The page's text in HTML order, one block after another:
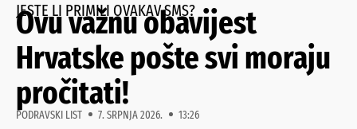
JESTE LI PRIMILI OVAKAV SMS?
Ovu važnu obavijest
Hrvatske pošte svi moraju
pročitati!
PODRAVSKI LIST 7. SRPNJA 2026. 13:26